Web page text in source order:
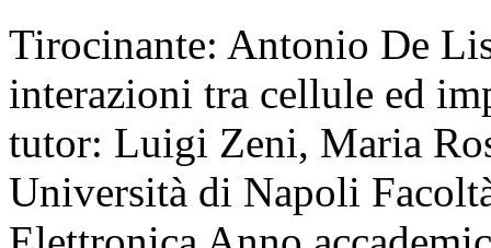
Tirocinante: Antonio De
interazioni tra cellule ed
tutor: Luigi Zeni, Maria
Università di Napoli